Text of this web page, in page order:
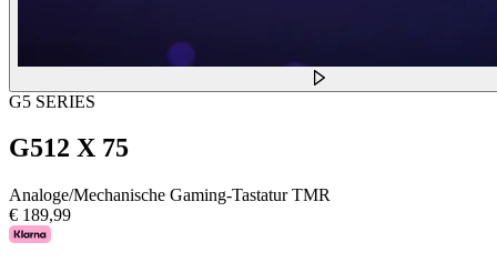
G5 SERIES
G512 X 75
Analoge/Mechanische Gaming-Tastatur TMR
€ 189,99